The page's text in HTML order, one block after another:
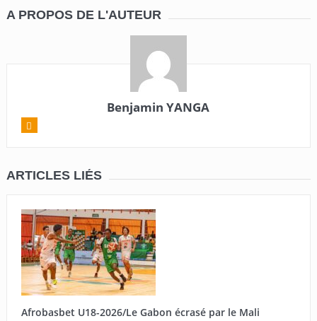
A PROPOS DE L'AUTEUR
Benjamin YANGA
ARTICLES LIÉS
Afrobasbet U18-2026/Le Gabon écrasé par le Mali